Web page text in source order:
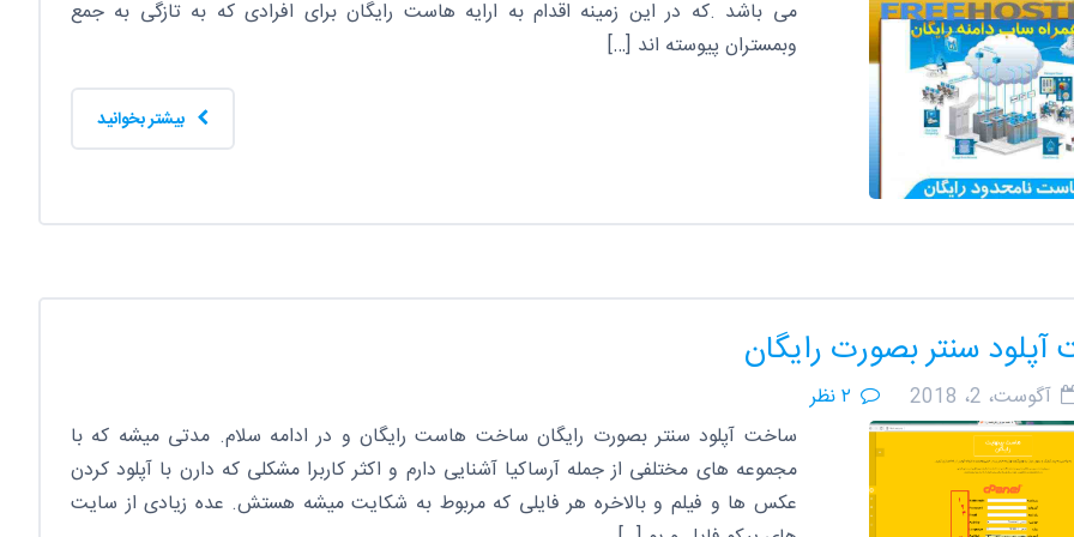
می باشد .که در این زمینه اقدام به ارایه هاست رایگان برای افرادی که به تازگی به جمع
وبمستران پیوسته اند […]
سنتر بصورت رایگان
آگوست، 2، 2018
۲ نظر
ساخت آپلود سنتر بصورت رایگان ساخت هاست رایگان و در ادامه سلام. مدتی میشه که با
مجموعه های مختلفی از جمله آرساکیا آشنایی دارم و اکثر کاربرا مشکلی که دارن با آپلود کردن
عکس ها و فیلم و بالاخره هر فایلی که مربوط به شکایت میشه هستش. عده زیادی از سایت